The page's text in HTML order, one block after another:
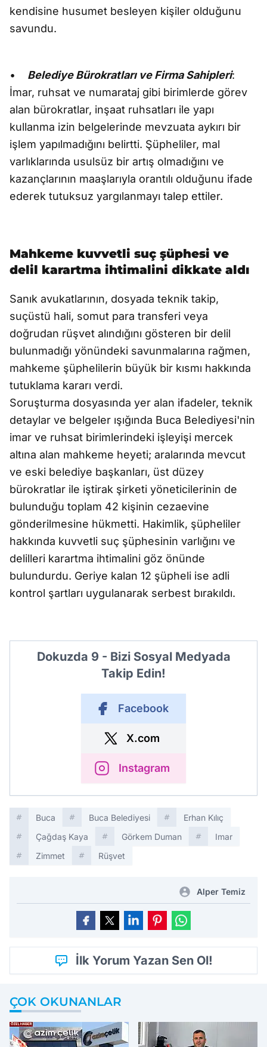
kendisine husumet besleyen kişiler olduğunu
savundu.
• Belediye Bürokratları ve Firma Sahipleri:
İmar, ruhsat ve numarataj gibi birimlerde görev
alan bürokratlar, inşaat ruhsatları ile yapı
kullanma izin belgelerinde mevzuata aykırı bir
işlem yapılmadığını belirtti. Şüpheliler, mal
varlıklarında usulsüz bir artış olmadığını ve
kazançlarının maaşlarıyla orantılı olduğunu ifade
ederek tutuksuz yargılanmayı talep ettiler.
Mahkeme kuvvetli suç şüphesi ve
delil karartma ihtimalini dikkate aldı
Sanık avukatlarının, dosyada teknik takip,
suçüstü hali, somut para transferi veya
doğrudan rüşvet alındığını gösteren bir delil
bulunmadığı yönündeki savunmalarına rağmen,
mahkeme şüphelilerin büyük bir kısmı hakkında
tutuklama kararı verdi.
Soruşturma dosyasında yer alan ifadeler, teknik
detaylar ve belgeler ışığında Buca Belediyesi'nin
imar ve ruhsat birimlerindeki işleyişi mercek
altına alan mahkeme heyeti; aralarında mevcut
ve eski belediye başkanları, üst düzey
bürokratlar ile iştirak şirketi yöneticilerinin de
bulunduğu toplam 42 kişinin cezaevine
gönderilmesine hükmetti. Hakimlik, şüpheliler
hakkında kuvvetli suç şüphesinin varlığını ve
delilleri karartma ihtimalini göz önünde
bulundurdu. Geriye kalan 12 şüpheli ise adli
kontrol şartları uygulanarak serbest bırakıldı.
Dokuzda 9 - Bizi Sosyal Medyada
Takip Edin!
Facebook
X.com
Instagram
Buca Buca Belediyesi
Erhan Kılıç
Çağdaş Kaya
Görkem Duman
Imar
Zimmet
Rüşvet
Alper Temiz
İlk Yorum Yazan Sen Ol!
ÇOK OKUNANLAR